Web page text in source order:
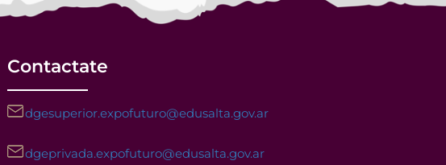
Contactate
dgesuperior.expofuturo@edusalta.gov.ar
dgeprivada.expofuturo@edusalta.gov.ar